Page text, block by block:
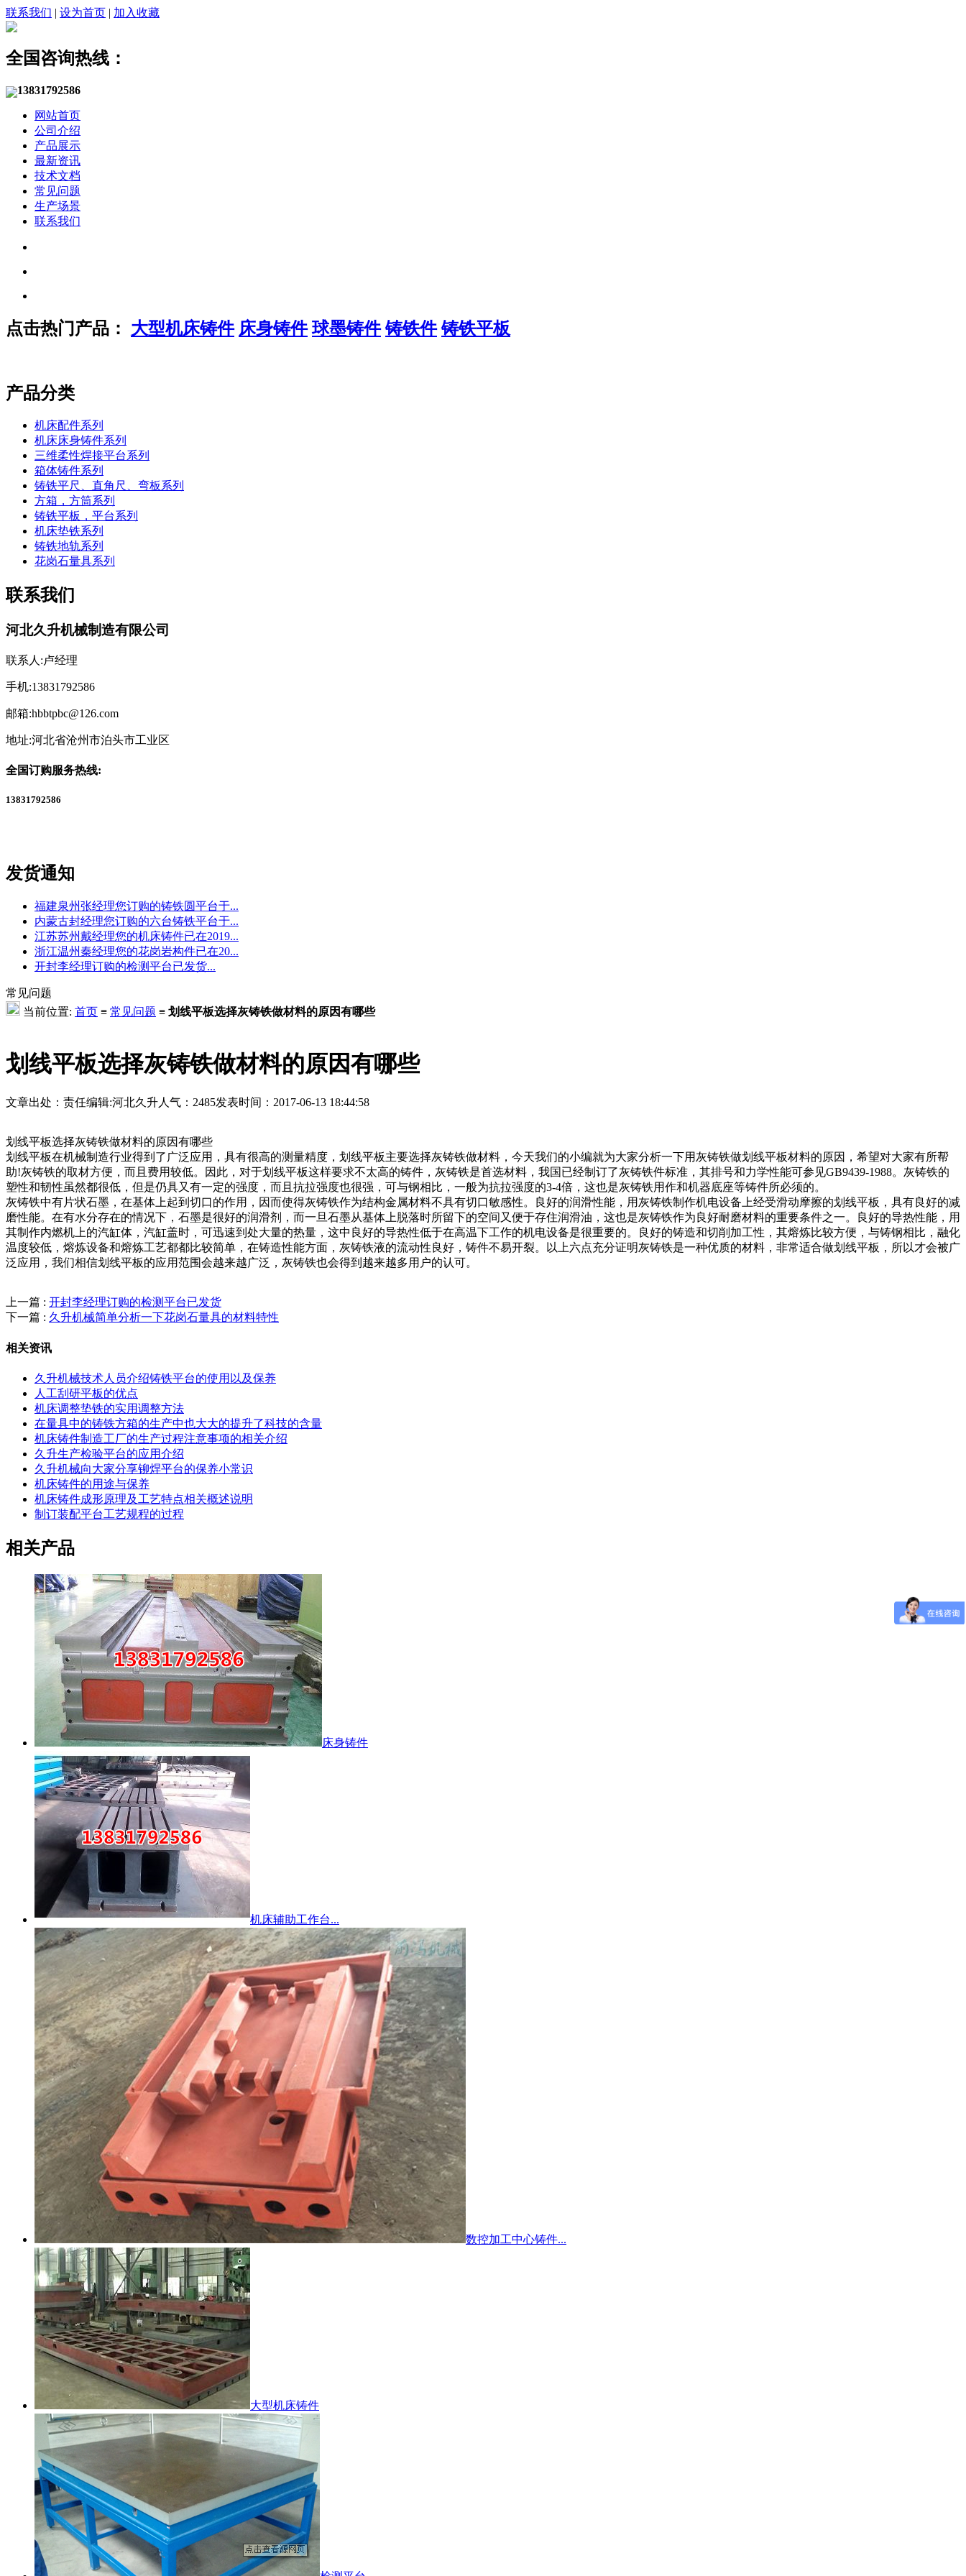
联系我们 | 设为首页 | 加入收藏
全国咨询热线：
13831792586
网站首页
公司介绍
产品展示
最新资讯
技术文档
常见问题
生产场景
联系我们
点击热门产品： 大型机床铸件 床身铸件 球墨铸件 铸铁件 铸铁平板
产品分类
机床配件系列
机床床身铸件系列
三维柔性焊接平台系列
箱体铸件系列
铸铁平尺、直角尺、弯板系列
方箱，方筒系列
铸铁平板，平台系列
机床垫铁系列
铸铁地轨系列
花岗石量具系列
联系我们
河北久升机械制造有限公司
联系人:卢经理
手机:13831792586
邮箱:hbbtpbc@126.com
地址:河北省沧州市泊头市工业区
全国订购服务热线:
13831792586
发货通知
福建泉州张经理您订购的铸铁圆平台于...
内蒙古封经理您订购的六台铸铁平台于...
江苏苏州戴经理您的机床铸件已在2019...
浙江温州秦经理您的花岗岩构件已在20...
开封李经理订购的检测平台已发货...
常见问题
当前位置: 首页 ≡ 常见问题 ≡ 划线平板选择灰铸铁做材料的原因有哪些
划线平板选择灰铸铁做材料的原因有哪些
文章出处： 责任编辑:河北久升人气： 2485发表时间：2017-06-13 18:44:58
划线平板选择灰铸铁做材料的原因有哪些
划线平板在机械制造行业得到了广泛应用，具有很高的测量精度，划线平板主要选择灰铸铁做材料，今天我们的小编就为大家分析一下用灰铸铁做划线平板材料的原因，希望对大家有所帮
助!灰铸铁的取材方便，而且费用较低。因此，对于划线平板这样要求不太高的铸件，灰铸铁是首选材料，我国已经制订了灰铸铁件标准，其排号和力学性能可参见GB9439-1988。灰铸铁的
塑性和韧性虽然都很低，但是仍具又有一定的强度，而且抗拉强度也很强，可与钢相比，一般为抗拉强度的3-4倍，这也是灰铸铁用作和机器底座等铸件所必须的。
灰铸铁中有片状石墨，在基体上起到切口的作用，因而使得灰铸铁作为结构金属材料不具有切口敏感性。良好的润滑性能，用灰铸铁制作机电设备上经受滑动摩擦的划线平板，具有良好的减
磨性能。在有水分存在的情况下，石墨是很好的润滑剂，而一旦石墨从基体上脱落时所留下的空间又便于存住润滑油，这也是灰铸铁作为良好耐磨材料的重要条件之一。良好的导热性能，用
其制作内燃机上的汽缸体，汽缸盖时，可迅速到处大量的热量，这中良好的导热性低于在高温下工作的机电设备是很重要的。良好的铸造和切削加工性，其熔炼比较方便，与铸钢相比，融化
温度较低，熔炼设备和熔炼工艺都都比较简单，在铸造性能方面，灰铸铁液的流动性良好，铸件不易开裂。以上六点充分证明灰铸铁是一种优质的材料，非常适合做划线平板，所以才会被广
泛应用，我们相信划线平板的应用范围会越来越广泛，灰铸铁也会得到越来越多用户的认可。
上一篇 : 开封李经理订购的检测平台已发货
下一篇 : 久升机械简单分析一下花岗石量具的材料特性
相关资讯
久升机械技术人员介绍铸铁平台的使用以及保养
人工刮研平板的优点
机床调整垫铁的实用调整方法
在量具中的铸铁方箱的生产中也大大的提升了科技的含量
机床铸件制造工厂的生产过程注意事项的相关介绍
久升生产检验平台的应用介绍
久升机械向大家分享铆焊平台的保养小常识
机床铸件的用途与保养
机床铸件成形原理及工艺特点相关概述说明
制订装配平台工艺规程的过程
相关产品
床身铸件
机床辅助工作台...
数控加工中心铸件...
大型机床铸件